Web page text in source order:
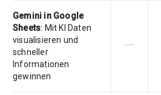
Gemini in Google
Sheets: Mit KI Daten
visualisieren und
schneller
Informationen
gewinnen
Diese
horizontal_rule